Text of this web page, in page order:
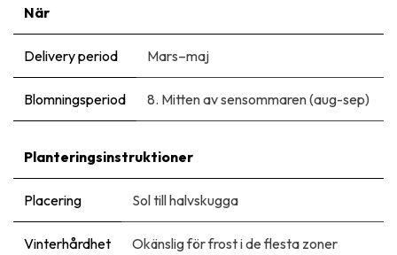
När
Delivery period Mars–maj
Blomningsperiod 8. Mitten av sensommaren (aug-sep)
Planteringsinstruktioner
Placering Sol till halvskugga
Vinterhårdhet Okänslig för frost i de flesta zoner